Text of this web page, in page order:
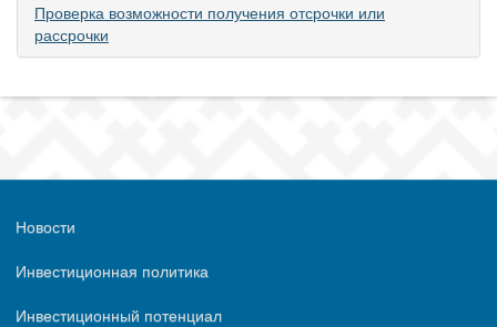
Проверка возможности получения отсрочки или
рассрочки
Новости
Инвестиционная политика
Инвестиционный потенциал